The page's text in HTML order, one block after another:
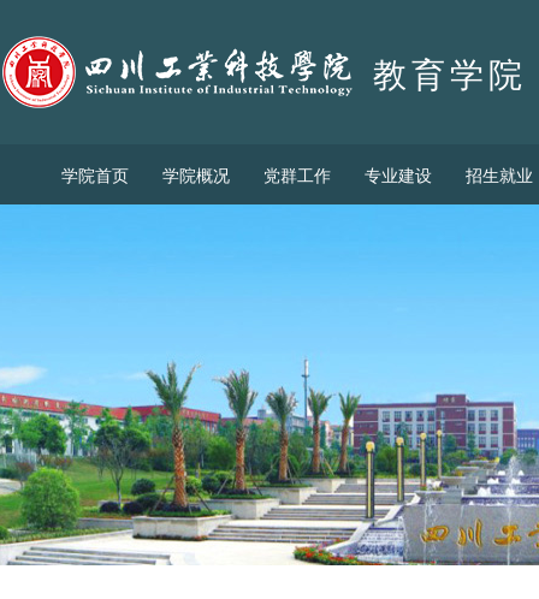
教育学院
学院首页 学院概况 党群工作 专业建设 招生就业